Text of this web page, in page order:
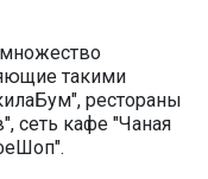
такими
рестораны
сеть кафе "Чаная